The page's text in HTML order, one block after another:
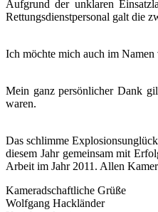
Aufgrund der unklaren
Rettungsdienstpersonal galt die
Ich möchte mich auch im
Mein ganz persönlicher Dank
waren.
Das schlimme
diesem Jahr gemeinsam mit
Arbeit im Jahr 2011. Allen
Kameradschaftliche Grüße
Wolfgang Hackländer